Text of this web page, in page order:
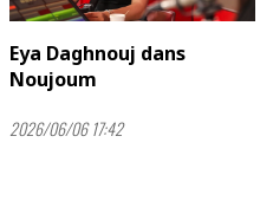
Eya Daghnouj dans
Noujoum
2026/06/06 17:42